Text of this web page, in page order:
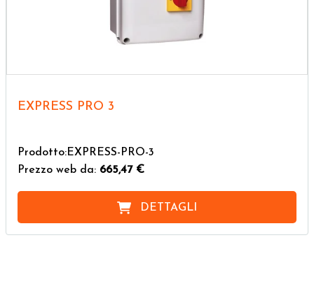
EXPRESS PRO 3
Prodotto:EXPRESS-PRO-3
Prezzo web da: 665,47 €
DETTAGLI